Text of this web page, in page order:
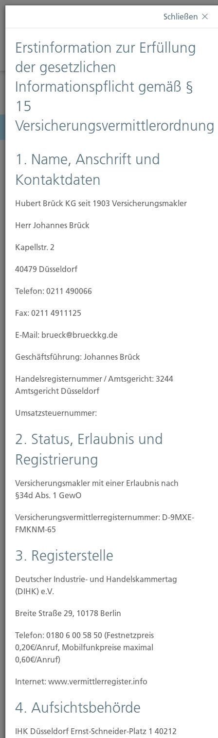
Diese Webseite verwendet Cookies. Wenn Sie weiterhin
Informationen finden Sie auf unserer SeiteDatenschutz
Diese Nachricht nicht erneut anzeigen
Menü
Erstinformationspflichten
nach § 15 Versicherungsvermittlungsverordnung –
Erstinformation zur Erfüllung
der gesetzlichen
Informationspflicht gemäß §
Versicherungsvermittlerordnung
1. Name, Anschrift und
Kontaktdaten
Hubert Brück GmbH & Co. KG seit 1903
Herr Johannes Brück
Kapellstr. 2
40479 Düsseldorf
E-Mail: Info@Hubertbrueck.de
Geschäftsführung: Johannes Brücku. Hartmut
Goebel
Amtsgericht Düsseldorf
Umsatzsteuer­nummer:
Schließen
Erstinformation zur Erfüllung
der gesetzlichen
Informationspflicht gemäß §
15
Versicherungsvermittlerordnung
1. Name, Anschrift und
Kontaktdaten
Hubert Brück KG seit 1903 Versicherungsmakler
Herr Johannes Brück
Kapellstr. 2
40479 Düsseldorf
Telefon: 0211 490066
Fax: 0211 4911125
E-Mail: brueck@brueckkg.de
Geschäftsführung: Johannes Brück
Handels­registernummer / Amtsgericht: 3244
Amtsgericht Düsseldorf
Umsatzsteuer­nummer:
2. Status, Erlaubnis und
Registrierung
Versicherungsmakler mit einer Erlaubnis nach
§34d Abs. 1 GewO
Versicherungs­vermittler­registernummer: D-9MXE-
FMKNM-65
3. Registerstelle
Deutscher Industrie- und Handelskammertag
(DIHK) e.V.
Breite Straße 29, 10178 Berlin
Telefon: 0180 6 00 58 50 (Festnetzpreis
0,20€/Anruf, Mobilfunkpreise maximal
0,60€/Anruf)
Internet: www.vermittlerregister.info
4. Aufsichtsbehörde
IHK Düsseldorf Ernst-Schneider-Platz 1 40212